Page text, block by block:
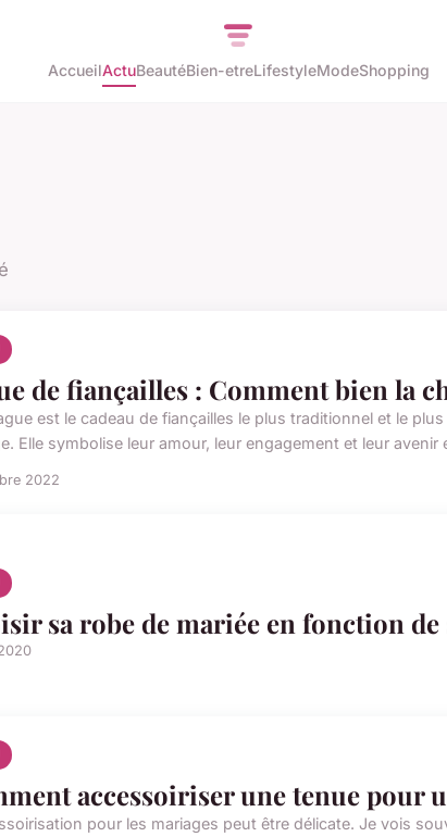
AccueilActuBeautéBien-etreLifestyleModeShopping
de fiançailles : Comment bien la
est le cadeau de fiançailles le plus traditionnel et le
Elle symbolise leur amour, leur engagement et leur avenir
2022
sa robe de mariée en fonction
accessoiriser une tenue pour
pour les mariages peut être délicate. Je vois